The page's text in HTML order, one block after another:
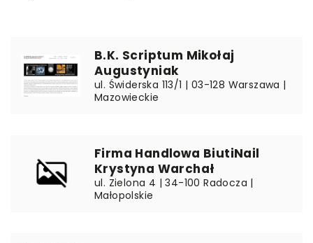
B.K. Scriptum Mikołaj
Augustyniak
ul. Świderska 113/1 | 03-128 Warszawa |
Mazowieckie
Firma Handlowa BiutiNail
Krystyna Warchał
ul. Zielona 4 | 34-100 Radocza |
Małopolskie